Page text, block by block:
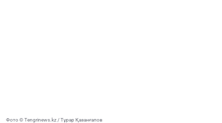
Фото © Tengrinews.kz / Тұрар Қазанғапов